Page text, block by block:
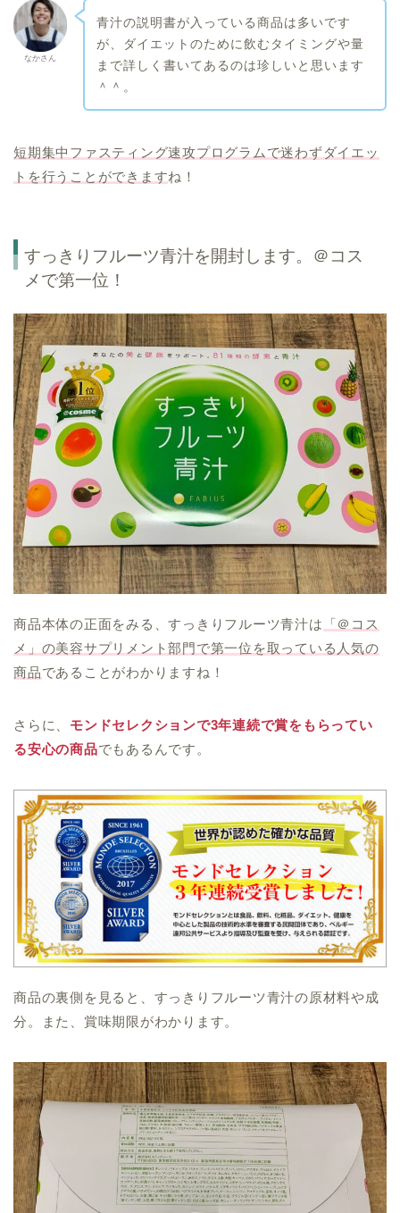
なかさん
青汁の説明書が入っている商品は多いです
が、ダイエットのために飲むタイミングや量
まで詳しく書いてあるのは珍しいと思います
＾＾。
短期集中ファスティング速攻プログラムで迷わずダイエッ
トを行うことができますね！
すっきりフルーツ青汁を開封します。＠コス
メで第一位！
商品本体の正面をみる、すっきりフルーツ青汁は
「＠コス
メ」の美容サプリメント部門で第一位を取っている人気の
商品であることがわかりますね！
さらに、 モンドセレクションで3年連続で賞をもらってい
る安心の商品でもあるんです。
商品の裏側を見ると、すっきりフルーツ青汁の原材料や成
分。また、賞味期限がわかります。